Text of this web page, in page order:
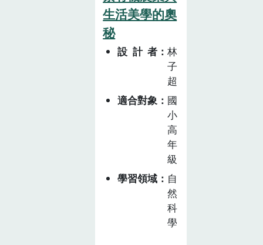
本課程將以雙溪
農產品作為課程
主軸，梳理雙溪
的農產及飲食文
相結合，強調學
生對食物來源的
認識以及地方經
濟與文化的理
解。以體驗式學
習為基礎，讓學
生通過實際參與
地瓜種植與窯烤
體驗，了解食物
生產與環境保護
聯，從實際操作
中理解食物生產
的過程，並感受
農業對地方發展
生活美學的奧
秘
設計者
林
子
超
適合對象
國
小
高
年
級
學習領域
自
然
科
學